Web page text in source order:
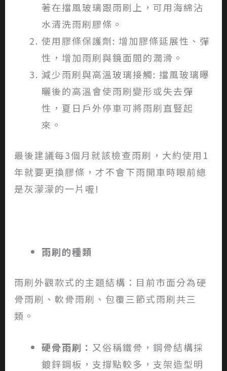
著在擋風玻璃跟雨刷上，可用海綿沾
水清洗雨刷膠條。
使用膠條保護劑: 增加膠條延展性、彈
性，增加雨刷與鏡面間的潤滑。
減少雨刷與高溫玻璃接觸: 擋風玻璃曝
曬後的高溫會使雨刷變形或失去彈
性，夏日戶外停車可將雨刷直豎起
來。
最後建議每3個月就該檢查雨刷，大約使用1
年就要更換膠條，才不會下雨開車時眼前總
是灰濛濛的一片喔!
雨刷的種類
雨刷外觀款式的主題結構：目前市面分為硬
骨雨刷、軟骨雨刷、包覆三節式雨刷共三
類。
硬骨雨刷： 又俗稱鐵骨，鋼骨結構採
鍍鋅鋼板，支撐點較多，支架造型明